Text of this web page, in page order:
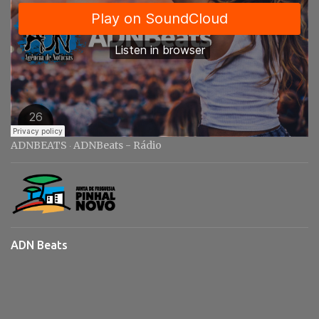
ADNBEATS · ADNBeats - Rádio
ADN Beats